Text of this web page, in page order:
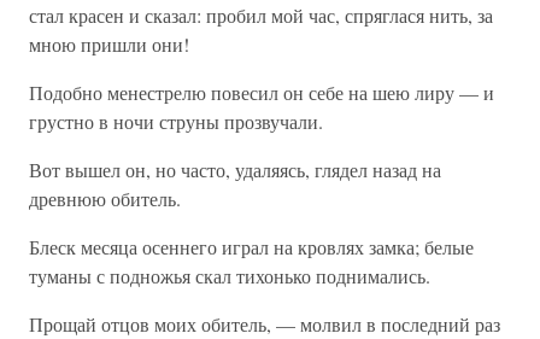
стал красен и сказал: пробил мой час, спряглася нить, за
мною пришли они!
Подобно менестрелю повесил он себе на шею лиру — и
грустно в ночи струны прозвучали.
Вот вышел он, но часто, удаляясь, глядел назад на
древнюю обитель.
Блеск месяца осеннего играл на кровлях замка; белые
туманы с подножья скал тихонько поднимались.
Прощай отцов моих обитель, — молвил в последний раз